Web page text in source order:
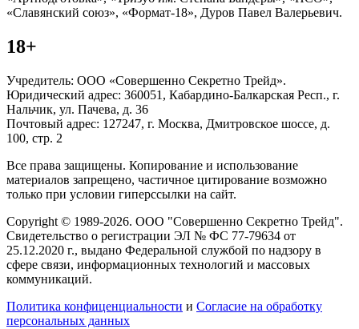
«Славянский союз», «Формат-18», Дуров Павел Валерьевич.
18+
Учредитель: ООО «Совершенно Секретно Трейд».
Юридический адрес: 360051, Кабардино-Балкарская Респ., г.
Нальчик, ул. Пачева, д. 36
Почтовый адрес: 127247, г. Москва, Дмитровское шоссе, д.
100, стр. 2
Все права защищены. Копирование и использование
материалов запрещено, частичное цитирование возможно
только при условии гиперссылки на сайт.
Copyright © 1989-2026. ООО "Совершенно Секретно Трейд".
Свидетельство о регистрации ЭЛ № ФС 77-79634 от
25.12.2020 г., выдано Федеральной службой по надзору в
сфере связи, информационных технологий и массовых
коммуникаций.
Политика конфиценциальности и Согласие на обработку
персональных данных